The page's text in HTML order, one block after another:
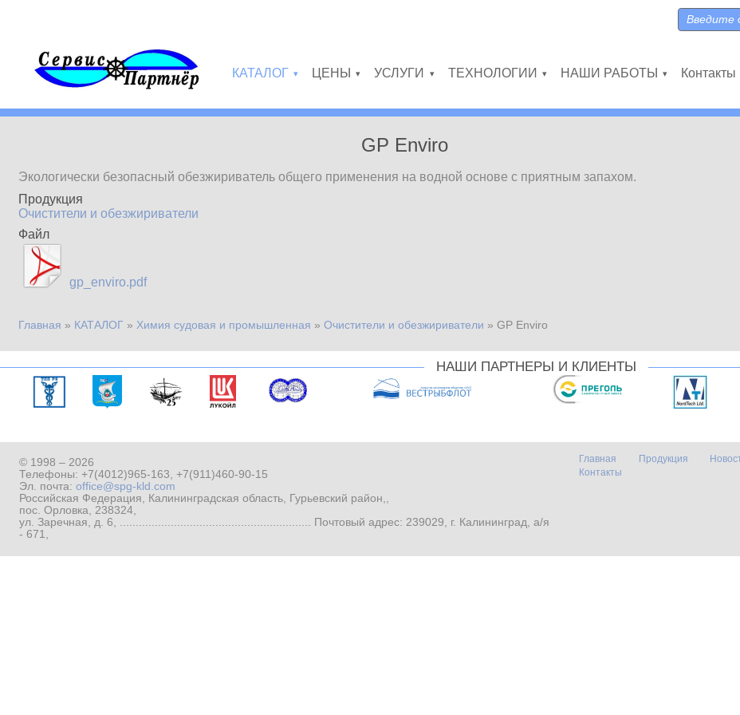
Форма
Поиск
КАТАЛОГ ЦЕНЫ УСЛУГИ ТЕХНОЛОГИИ НАШИ РАБОТЫ Контакты
GP Enviro
Экологически безопасный обезжириватель общего применения на водной основе с приятным запахом.
Продукция
Очистители и обезжириватели
Файл
gp_enviro.pdf
Главная » КАТАЛОГ » Химия судовая и промышленная »Очистители и обезжириватели »GP Enviro
НАШИ ПАРТНЕРЫ И КЛИЕНТЫ
© 1998 – 2026
Телефоны: +7(4012)965-163 +7(911)460-90-15
Эл. почта: office@spg-kld.com
Российская Федерация, Калининградская область, Гурьевский район,,
пос. Орловка, 238324,
ул. Заречная, д. 6, ............................................................ Почтовый адрес: 239029, г. Калининград, а/я
- 671,
Главная Продукция
Контакты